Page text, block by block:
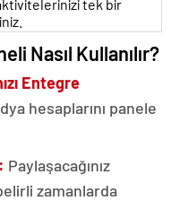
tek bir
Nasıl Kullanılır?
Entegre
hesaplarını panele
Paylaşacağınız
zamanlarda